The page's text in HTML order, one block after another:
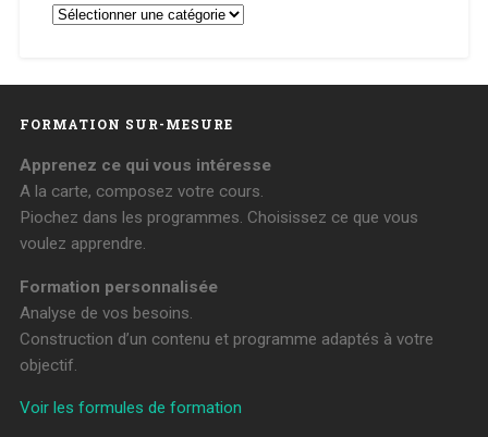
Catégories
et
FORMATION SUR-MESURE
Apprenez ce qui vous intéresse
A la carte, composez votre cours.
Piochez dans les programmes. Choisissez ce que vous
voulez apprendre.
Formation personnalisée
Analyse de vos besoins.
Construction d’un contenu et programme adaptés à votre
objectif.
Voir les formules de formation